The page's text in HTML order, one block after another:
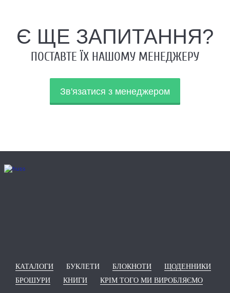
Є ЩЕ ЗАПИТАННЯ?
ПОСТАВТЕ ЇХ НАШОМУ МЕНЕДЖЕРУ
Зв'язатися з менеджером
КАТАЛОГИ БУКЛЕТИ БЛОКНОТИ
ЩОДЕННИКИ
БРОШУРИ
КНИГИ КРІМ ТОГО МИ ВИРОБЛЯЄМО